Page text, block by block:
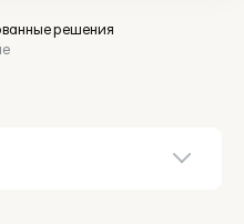
решения